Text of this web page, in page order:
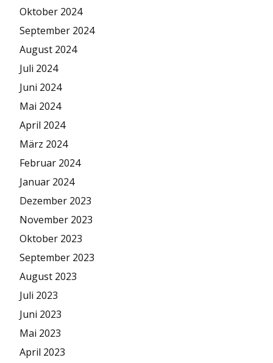
Oktober 2024
September 2024
August 2024
Juli 2024
Juni 2024
Mai 2024
April 2024
März 2024
Februar 2024
Januar 2024
Dezember 2023
November 2023
Oktober 2023
September 2023
August 2023
Juli 2023
Juni 2023
Mai 2023
April 2023